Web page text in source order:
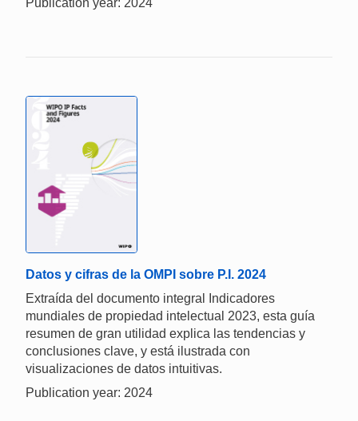
Publication year: 2024
Datos y cifras de la OMPI sobre P.I. 2024
Extraída del documento integral Indicadores
mundiales de propiedad intelectual 2023, esta guía
resumen de gran utilidad explica las tendencias y
conclusiones clave, y está ilustrada con
visualizaciones de datos intuitivas.
Publication year: 2024